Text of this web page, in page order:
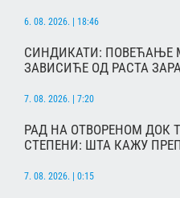
6. 08. 2026. | 18:46
СИНДИКАТИ: ПОВЕЋАЊЕ
ЗАВИСИЋЕ ОД РАСТА
7. 08. 2026. | 7:20
РАД НА ОТВОРЕНОМ ДОК
СТЕПЕНИ: ШТА КАЖУ
7. 08. 2026. | 0:15